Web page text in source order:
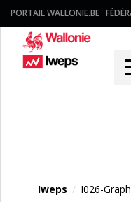
PORTAIL WALLONIE.BE
Iweps / I026-